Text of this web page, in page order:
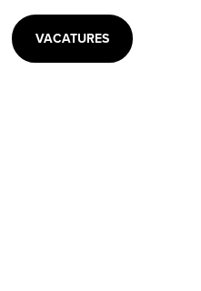
VACATURES